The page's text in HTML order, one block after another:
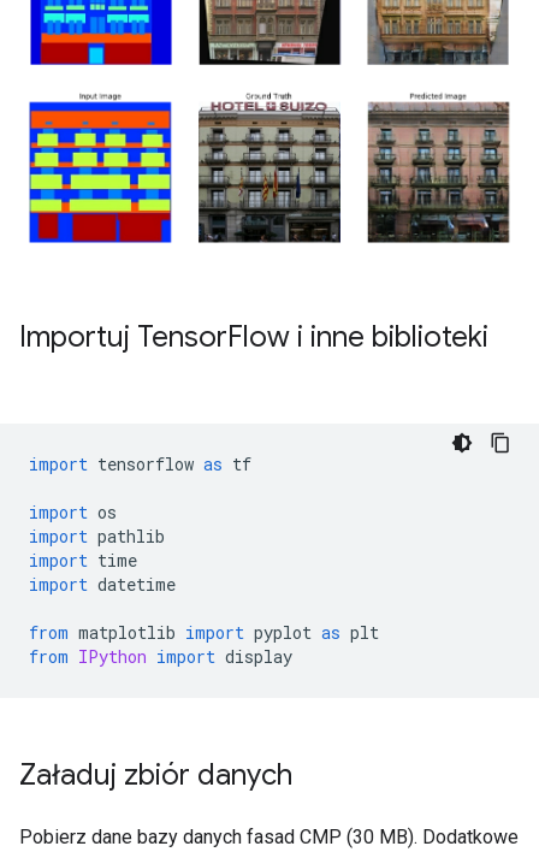
Importuj TensorFlow i inne biblioteki
import tensorflow as tf
import os
import pathlib
import time
import datetime
from matplotlib import pyplot as plt
from IPython import display
Załaduj zbiór danych
Pobierz dane bazy danych fasad CMP (30 MB). Dodatkowe